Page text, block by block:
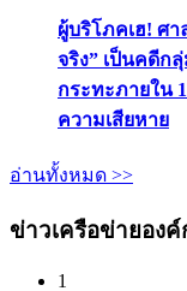
ผู้บริโภคเฮ! ศ
จริง” เป็นคดีก
กระทะภายใน
ความเสียหาย
อ่านทั้งหมด >>
ข่าวเครือข่ายอง
1